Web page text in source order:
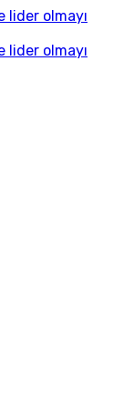
lider olmayı
lider olmayı